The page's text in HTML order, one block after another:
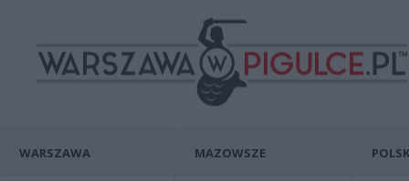
WARSZAWA MAZOWSZE